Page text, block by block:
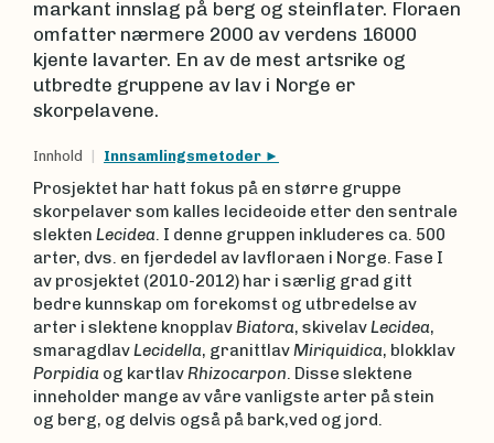
markant innslag på berg og steinflater. Floraen
omfatter nærmere 2000 av verdens 16000
kjente lavarter. En av de mest artsrike og
utbredte gruppene av lav i Norge er
skorpelavene.
Innhold Innsamlingsmetoder
Prosjektet har hatt fokus på en større gruppe
skorpelaver som kalles lecideoide etter den sentrale
slekten Lecidea. I denne gruppen inkluderes ca. 500
arter, dvs. en fjerdedel av lavfloraen i Norge. Fase I
av prosjektet (2010-2012) har i særlig grad gitt
bedre kunnskap om forekomst og utbredelse av
arter i slektene knopplavBiatora, skivelavLecidea,
smaragdlavLecidella, granittlavMiriquidica, blokklav
Porpidia og kartlavRhizocarpon. Disse slektene
inneholder mange av våre vanligste arter på stein
og berg, og delvis også på bark,ved og jord.